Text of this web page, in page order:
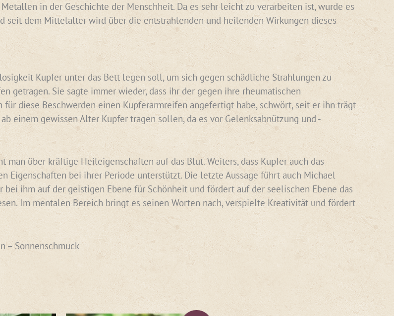
in der Geschichte der Menschheit. Da es sehr leicht zu verarbeiten ist, wurde es
seit dem Mittelalter wird über die entstrahlenden und heilenden Wirkungen dieses
Kupfer unter das Bett legen soll, um sich gegen schädliche Strahlungen zu
getragen. Sie sagte immer wieder, dass ihr der gegen ihre rheumatischen
diese Beschwerden einen Kupferarmreifen angefertigt habe, schwört, seit er ihn trägt
einem gewissen Alter Kupfer tragen sollen, da es vor Gelenksabnützung und -
man über kräftige Heileigenschaften auf das Blut. Weiters, dass Kupfer auch das
Eigenschaften bei ihrer Periode unterstützt. Die letzte Aussage führt auch Michael
bei ihm auf der geistigen Ebene für Schönheit und fördert auf der seelischen Ebene das
Im mentalen Bereich bringt es seinen Worten nach, verspielte Kreativität und fördert
– Sonnenschmuck